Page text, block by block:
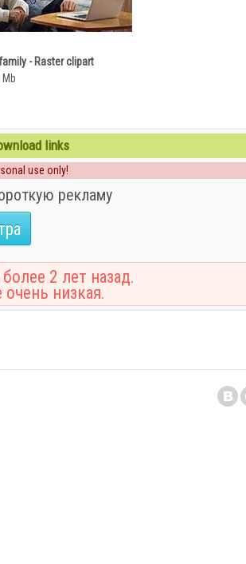
- Raster clipart
links
use only!
рекламу
2 лет назад.
низкая.